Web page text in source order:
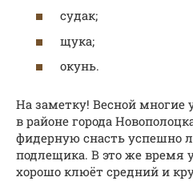
судак;
щука;
окунь.
На заметку! Весной
в районе города
фидерную снасть успешно
подлещика. В это же время
хорошо клюёт средний и